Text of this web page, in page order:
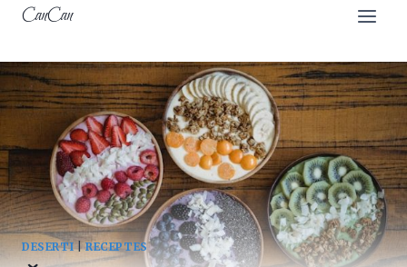
Skip
content
CanCan
DESERTI|RECEPTES